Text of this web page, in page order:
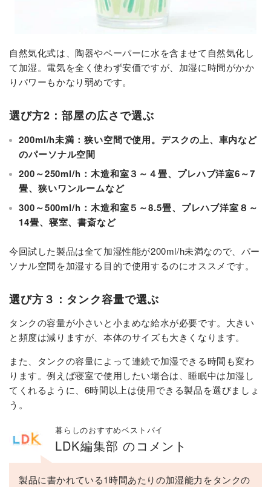
自然気化式は、陶器やペーパーに水を含ませて自然気化し
て加湿。電気を全く使わず安価ですが、加湿に時間がかか
りパワーもかなり弱めです。
選び方2：部屋の広さで選ぶ
200ml/h未満：狭い空間で使用。デスクの上、車内など
のパーソナル空間
200～250ml/h：木造和室３～４畳、プレハブ洋室6～7
畳、狭いワンルームなど
300～500ml/h：木造和室５～8.5畳、プレハブ洋室８～
14畳、寝室、書斎など
今回試した製品は全て加湿性能が200ml/h未満なので、パー
ソナル空間を加湿する目的で使用するのにオススメです。
選び方３：タンク容量で選ぶ
タンクの容量が小さいと小まめな給水が必要です。大きい
と頻度は減りますが、本体のサイズも大きくなります。
また、タンクの容量によって連続で加湿できる時間も変わ
ります。例えば寝室で使用したい場合は、睡眠中は加湿し
てくれるように、6時間以上は使用できる製品を選びましょ
う。
暮らしのおすすめベストバイ
LDK編集部 のコメント
製品に書かれている1時間あたりの加湿能力をタンクの